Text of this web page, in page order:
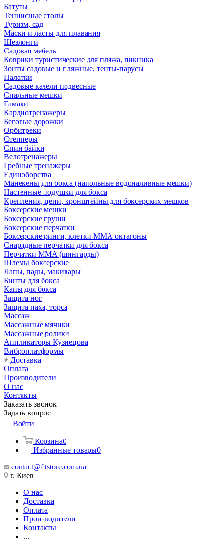
Батуты
Теннисные столы
Туризм, сад
Маски и ласты для плавания
Шезлонги
Садовая мебель
Коврики туристические для пляжа, пикника
Зонты садовые и пляжные, тенты-парусы
Палатки
Садовые качели подвесные
Спальные мешки
Гамаки
Кардиотренажеры
Беговые дорожки
Орбитреки
Степперы
Спин байки
Велотренажеры
Гребные тренажеры
Единоборства
Манекены для бокса (напольные водоналивные мешки)
Настенные подушки для бокса
Крепления, цепи, кронштейны для боксерских мешков
Боксерские мешки
Боксерские груши
Боксерские перчатки
Боксерские ринги, клетки ММА октагоны
Снарядные перчатки для бокса
Перчатки MMA (шингарды)
Шлемы боксерские
Лапы, пады, макивары
Бинты для бокса
Капы для бокса
Защита ног
Защита паха, торса
Массаж
Массажные мячики
Массажные ролики
Аппликаторы Кузнецова
Виброплатформы
Доставка
Оплата
Производители
О нас
Контакты
Заказать звонок
Задать вопрос
Войти
Корзина0
Избранные товары0
contact@fitstore.com.ua
г. Киев
О нас
Доставка
Оплата
Производители
Контакты
...